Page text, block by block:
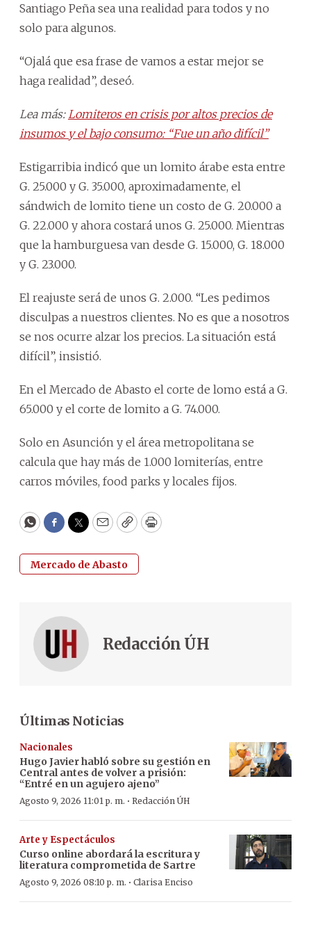
Santiago Peña sea una realidad para todos y no
solo para algunos.
“Ojalá que esa frase de vamos a estar mejor se
haga realidad”, deseó.
Lea más: Lomiteros en crisis por altos precios de
insumos y el bajo consumo: “Fue un año difícil”
Estigarribia indicó que un lomito árabe esta entre
G. 25.000 y G. 35.000, aproximadamente, el
sándwich de lomito tiene un costo de G. 20.000 a
G. 22.000 y ahora costará unos G. 25.000. Mientras
que la hamburguesa van desde G. 15.000, G. 18.000
y G. 23.000.
El reajuste será de unos G. 2.000. “Les pedimos
disculpas a nuestros clientes. No es que a nosotros
se nos ocurre alzar los precios. La situación está
difícil”, insistió.
En el Mercado de Abasto el corte de lomo está a G.
65.000 y el corte de lomito a G. 74.000.
Solo en Asunción y el área metropolitana se
calcula que hay más de 1.000 lomiterías, entre
carros móviles, food parks y locales fijos.
WhatsApp
Facebook
Twitter
EmailCopyPrint
Mercado de Abasto
Redacción ÚH
Últimas Noticias
Nacionales
Hugo Javier habló sobre su gestión en
Central antes de volver a prisión:
“Entré en un agujero ajeno”
Agosto 9, 2026 11:01 p. m. · Redacción ÚH
Arte y Espectáculos
Curso online abordará la escritura y
literatura comprometida de Sartre
Agosto 9, 2026 08:10 p. m. · Clarisa Enciso